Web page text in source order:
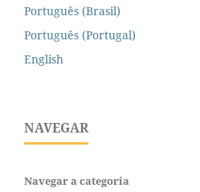
Português (Brasil)
Português (Portugal)
English
NAVEGAR
Navegar a categoria